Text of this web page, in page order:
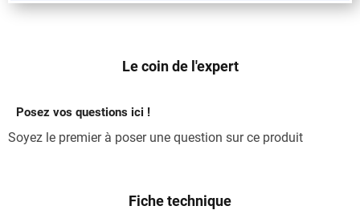
Le coin de l'expert
Posez vos questions ici !
Soyez le premier à poser une question sur ce produit
Fiche technique